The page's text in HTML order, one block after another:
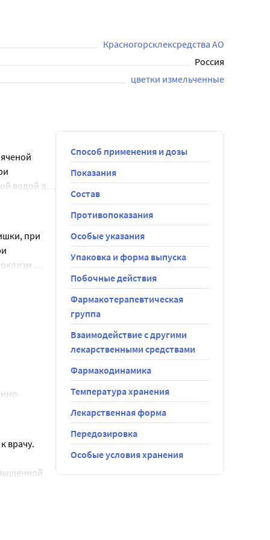
столовые ложки; дети от 3 до 6 лет - по 1 столовой
Красногорсклексредства АО
Россия
цветки измельченные
водой до
кишку
не
при
врачу.
Способ применения и дозы
Показания
Состав
Противопоказания
Особые указания
Упаковка и форма выпуска
Побочные действия
Фармакотерапевтическая
группа
Взаимодействие с другими
лекарственными средствами
Фармакодинамика
Температура хранения
Лекарственная форма
Передозировка
Особые условия хранения